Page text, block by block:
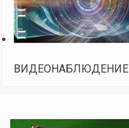
ВИДЕОНАБЛЮДЕНИЕ